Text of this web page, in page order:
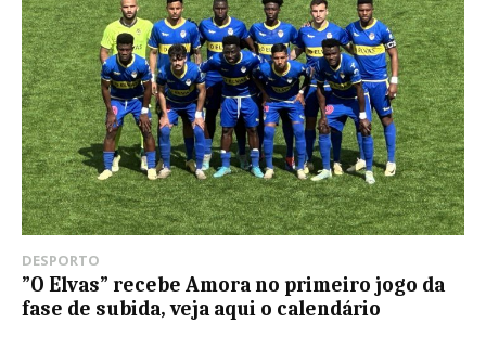
DESPORTO
”O Elvas” recebe Amora no primeiro jogo da
fase de subida, veja aqui o calendário